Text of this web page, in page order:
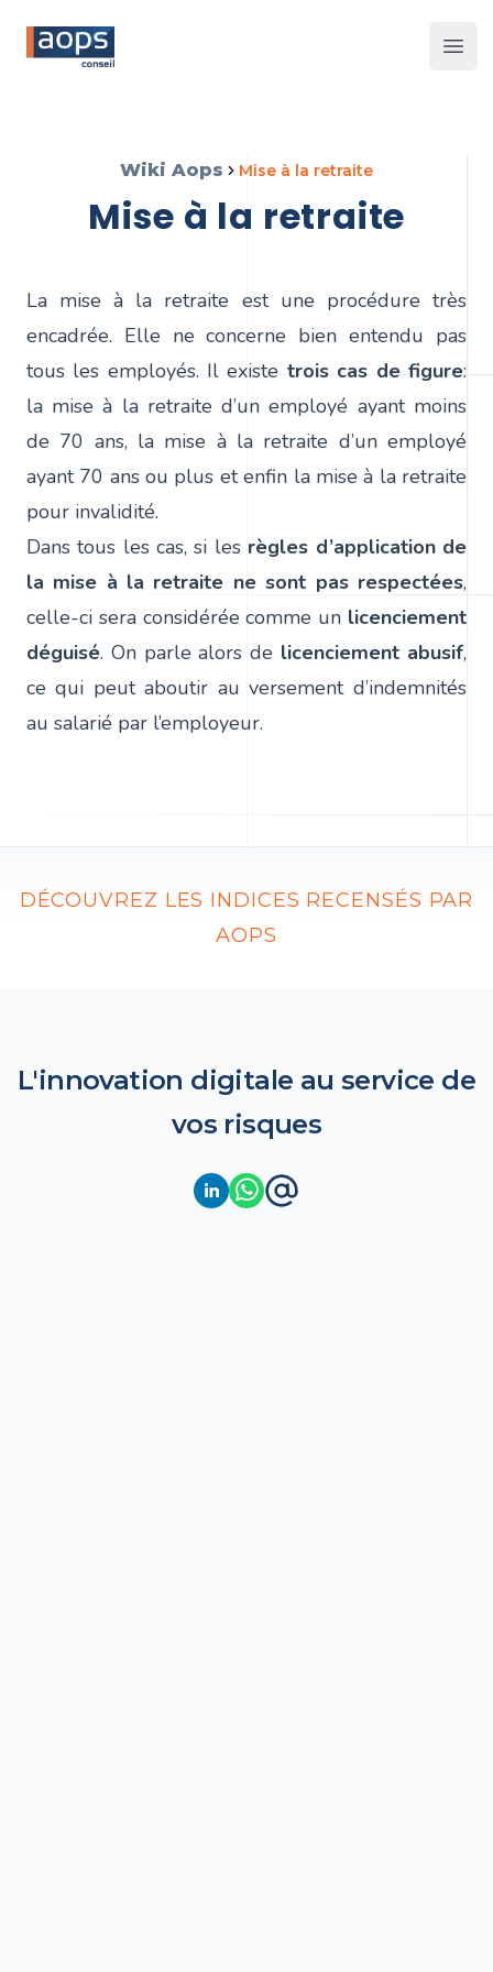
Les
Wiki Aops mise à la retraite
mise à la retraite
La mise à la retraite est une procédure très
encadrée. Elle ne concerne bien entendu pas
tous les employés. Il existe trois cas de figure:
la mise à la retraite d’un employé ayant moins
de 70 ans, la mise à la retraite d’un employé
ayant 70 ans ou plus et enfin la mise à la retraite
pour invalidité.
Dans tous les cas, si les règles d’application de
la mise à la retraite ne sont pas respectées,
celle-ci sera considérée comme un licenciement
déguisé. On parle alors de licenciement abusif,
ce qui peut aboutir au versement d’indemnités
au salarié par l’employeur.
DÉCOUVREZ LES INDICES RECENSÉS PAR
AOPS
L'innovation digitale au service de
vos risques